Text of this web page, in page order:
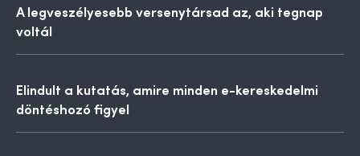
A legveszélyesebb versenytársad az, aki tegnap
voltál
Elindult a kutatás, amire minden e-kereskedelmi
döntéshozó figyel